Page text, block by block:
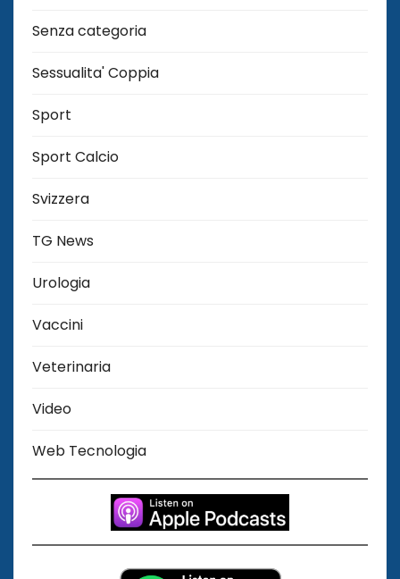
Senza categoria
Sessualita' Coppia
Sport
Sport Calcio
Svizzera
TG News
Urologia
Vaccini
Veterinaria
Video
Web Tecnologia